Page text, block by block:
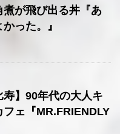
煮が飛び出る丼『あ
った。』
寿】90年代の大人キ
フェ『MR.FRIENDLY